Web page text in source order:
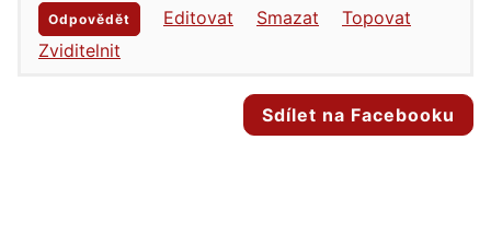
Odpovědět Editovat Smazat
Topovat
Zviditelnit
Sdílet na Facebooku